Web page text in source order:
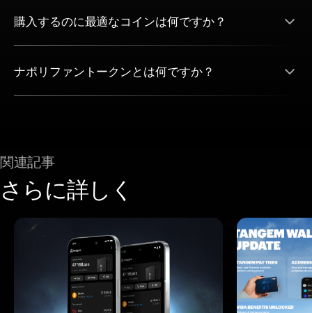
購入するのに最適なコインは何ですか？
ナポリファントークンとは何ですか？
関連記事
さらに詳しく